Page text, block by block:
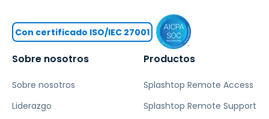
Sobre nosotros
Sobre nosotros
Liderazgo
Productos
Splashtop Remote Access
Splashtop Remote Support
Con certificado ISO/IEC 27001